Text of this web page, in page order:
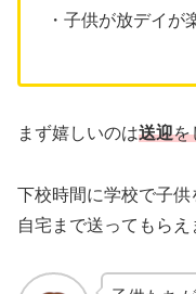
・子供が放デイが
まず嬉しいのは送迎を
下校時間に学校で子
自宅まで送ってもらえ